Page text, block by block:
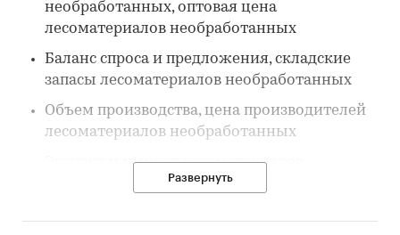
необработанных, оптовая цена
лесоматериалов необработанных
Баланс спроса и предложения, складские
запасы лесоматериалов необработанных
Объем производства, цена производителей
лесоматериалов необработанных
Экспорт и импорт лесоматериалов
необработанныхРазвернуть